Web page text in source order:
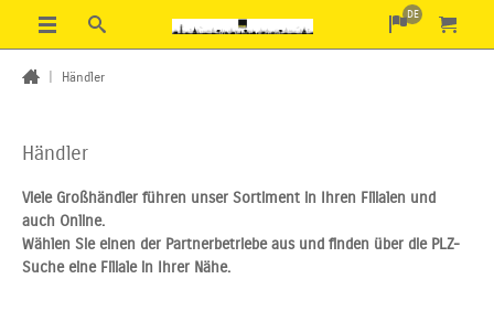
DE
Händler
Händler
Viele Großhändler führen unser Sortiment in Ihren Filialen und
auch Online.
Wählen Sie einen der Partnerbetriebe aus und finden über die PLZ-
Suche eine Filiale in Ihrer Nähe.